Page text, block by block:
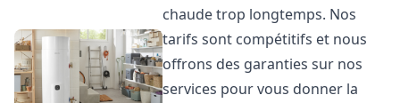
chaude trop longtemps. Nos
tarifs sont compétitifs et nous
offrons des garanties sur nos
services pour vous donner la